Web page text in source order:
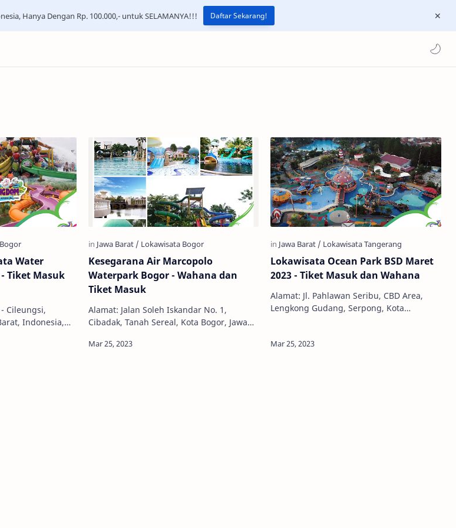
Hanya Dengan Rp. 100.000,- untuk SELAMANYA!!! Daftar Sekarang!
Water
Tiket Masuk
Cileungsi,
Indonesia,
Tiket: R…
Kesegarana Air Marcopolo
Waterpark Bogor - Wahana dan
Tiket Masuk
Alamat: Jalan Soleh Iskandar No. 1,
Cibadak, Tanah Sereal, Kota Bogor, Jawa
21.00 WIB Telepon: 02517536334/…
Lokawisata Ocean Park BSD Maret
2023 - Tiket Masuk dan Wahana
Alamat: Jl. Pahlawan Seribu, CBD Area,
Lengkong Gudang, Serpong, Kota
Telepo…